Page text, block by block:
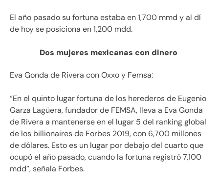
El año pasado su fortuna estaba en 1,700 mmd y al dí
de hoy se posiciona en 1,200 mdd.
Dos mujeres mexicanas con dinero
Eva Gonda de Rivera con Oxxo y Femsa:
“En el quinto lugar fortuna de los herederos de Eugenio
Garza Lagüera, fundador de FEMSA, lleva a Eva Gonda
de Rivera a mantenerse en el lugar 5 del ranking global
de los billionaires de Forbes 2019, con 6,700 millones
de dólares. Esto es un lugar por debajo del cuarto que
ocupó el año pasado, cuando la fortuna registró 7,100
mdd”, señala Forbes.